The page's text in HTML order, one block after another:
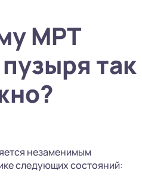
МРТ
так
незаменимым
следующих состояний: